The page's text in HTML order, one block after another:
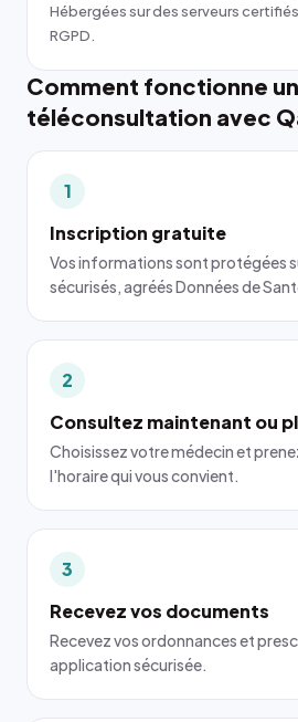
Hébergées sur des serveurs
RGPD.
Comment fonctionne
téléconsultation avec
1
Inscription gratuite
Vos informations sont protégées
sécurisés, agréés Données de
2
Consultez maintenant ou
Choisissez votre médecin et
l'horaire qui vous convient.
3
Recevez vos documents
Recevez vos ordonnances et
application sécurisée.